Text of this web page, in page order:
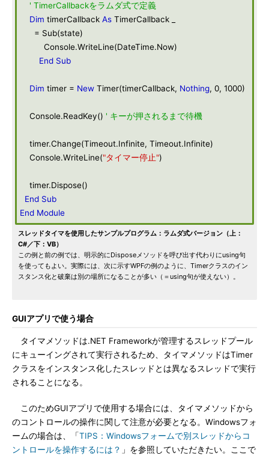
' TimerCallbackをラムダ式で定義
Dim timerCallback As TimerCallback _
= Sub(state)
Console.WriteLine(DateTime.Now)
End Sub
Dim timer = New Timer(timerCallback, Nothing, 0, 1000)
Console.ReadKey() ' キーが押されるまで待機
timer.Change(Timeout.Infinite, Timeout.Infinite)
Console.WriteLine("タイマー停止")
timer.Dispose()
End Sub
End Module
スレッドタイマを使用したサンプルプログラム：ラムダ式バージョン（上：
C#／下：VB）
この例と前の例では、明示的にDisposeメソッドを呼び出す代わりにusing句
を使ってもよい。実際には、次に示すWPFの例のように、Timerクラスのイン
スタンス化と破棄は別の場所になることが多い（＝using句が使えない）。
GUIアプリで使う場合
タイマメソッドは.NET Frameworkが管理するスレッドプール
にキューイングされて実行されるため、タイマメソッドはTimer
クラスをインスタンス化したスレッドとは異なるスレッドで実行
されることになる。
このためGUIアプリで使用する場合には、タイマメソッドから
のコントロールの操作に関して注意が必要となる。Windowsフォ
ームの場合は、「TIPS：Windowsフォームで別スレッドからコ
ントロールを操作するには？ 」を参照していただきたい。ここで